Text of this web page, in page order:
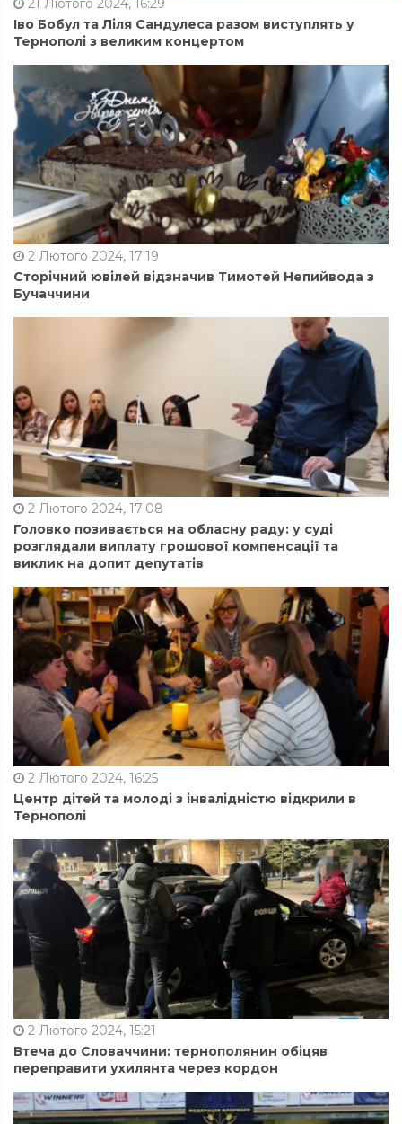
21 Лютого 2024, 16:29
Іво Бобул та Ліля Сандулеса разом виступлять у
Тернополі з великим концертом
2 Лютого 2024, 17:19
Сторічний ювілей відзначив Тимотей Непийвода з
Бучаччини
2 Лютого 2024, 17:08
Головко позивається на обласну раду: у суді
розглядали виплату грошової компенсації та
виклик на допит депутатів
2 Лютого 2024, 16:25
Центр дітей та молоді з інвалідністю відкрили в
Тернополі
2 Лютого 2024, 15:21
Втеча до Словаччини: тернополянин обіцяв
переправити ухилянта через кордон